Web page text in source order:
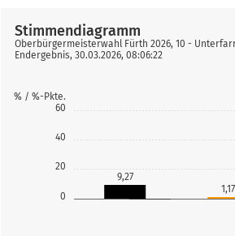
0
20
40
60
% / %-Pkte.
9,27
1,17
Stimmendiagramm
Oberbürgermeisterwahl Fürth 2026, 10 -
Endergebnis, 30.03.2026, 08:06:22